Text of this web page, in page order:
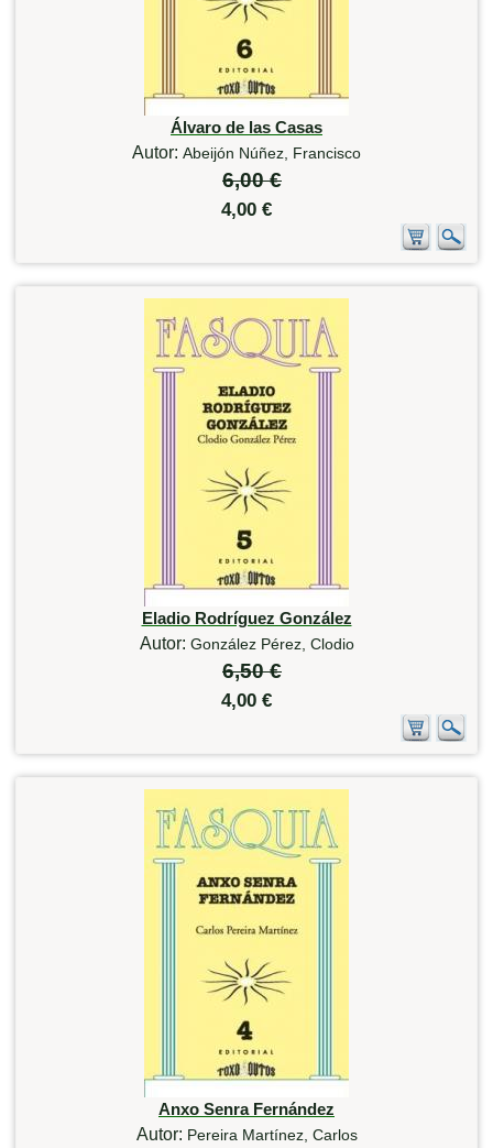
Álvaro de las Casas
Autor: Abeijón Núñez, Francisco
6,00 €
4,00 €
Eladio Rodríguez González
Autor: González Pérez, Clodio
6,50 €
4,00 €
Anxo Senra Fernández
Autor: Pereira Martínez, Carlos